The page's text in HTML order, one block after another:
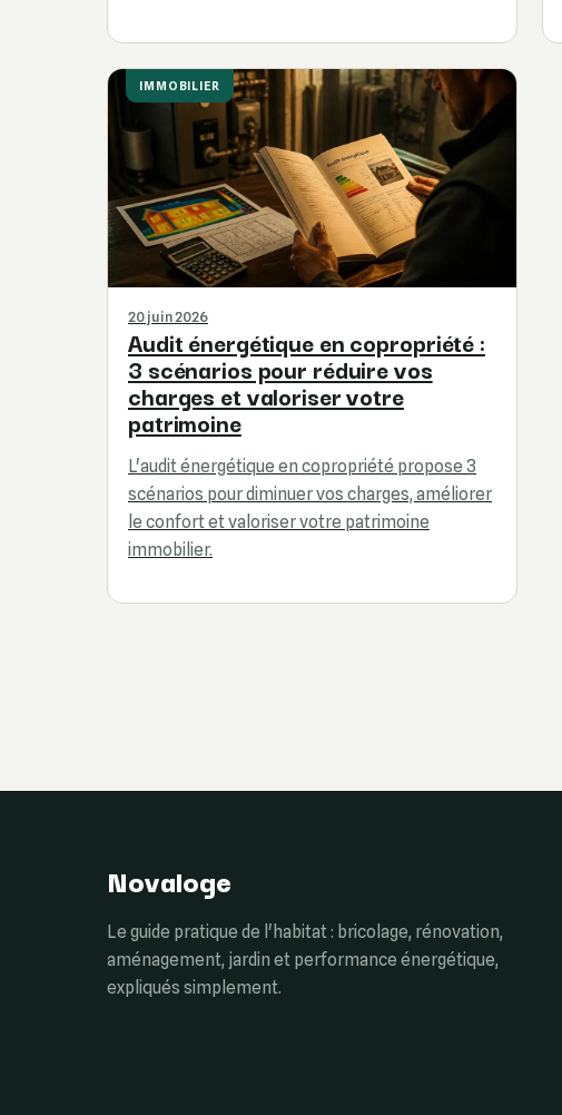
IMMOBILIER
Audit énergétique en copropriété :
3 scénarios pour réduire vos
charges et valoriser votre
patrimoine
20 juin 2026
L'audit énergétique en copropriété propose 3
scénarios pour diminuer vos charges, améliorer
le confort et valoriser votre patrimoine
immobilier.
Novaloge
Le guide pratique de l'habitat : bricolage, rénovation,
aménagement, jardin et performance énergétique,
expliqués simplement.